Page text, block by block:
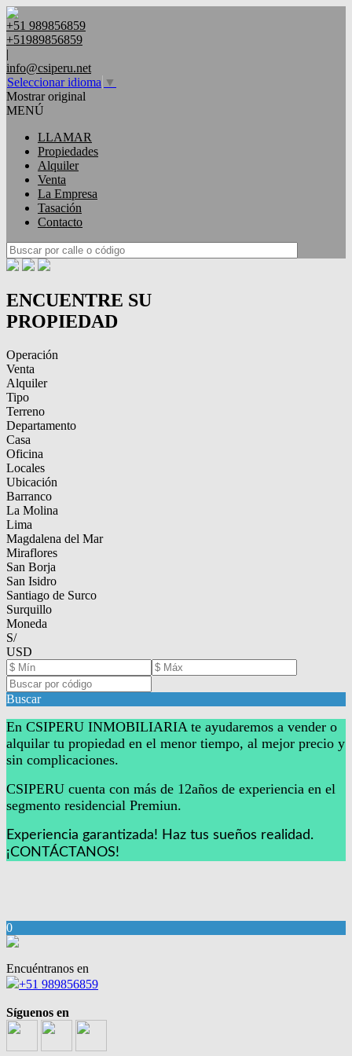
+51 989856859
+51989856859
|
info@csiperu.net
Seleccionar idioma ▼
Mostrar original
MENÚ
LLAMAR
Propiedades
Alquiler
Venta
La Empresa
Tasación
Contacto
ENCUENTRE SU
PROPIEDAD
Operación
Venta
Alquiler
Tipo
Terreno
Departamento
Casa
Oficina
Locales
Ubicación
Barranco
La Molina
Lima
Magdalena del Mar
Miraflores
San Borja
San Isidro
Santiago de Surco
Surquillo
Moneda
S/
USD
Buscar
En CSIPERU INMOBILIARIA te ayudaremos a vender o
alquilar tu propiedad en el menor tiempo, al mejor precio y
sin complicaciones.
CSIPERU cuenta con más de 12años de experiencia en el
segmento residencial Premiun.
Experiencia garantizada! Haz tus sueños realidad.
¡CONTÁCTANOS!
0
Encuéntranos en
+51 989856859
Síguenos en